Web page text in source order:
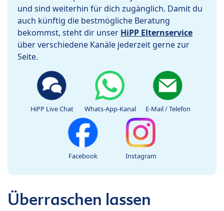
und sind weiterhin für dich zugänglich. Damit du
auch künftig die bestmögliche Beratung
bekommst, steht dir unser HiPP Elternservice
über verschiedene Kanäle jederzeit gerne zur
Seite.
HiPP Live Chat Whats-App-Kanal E-Mail / Telefon
Facebook Instagram
Überraschen lassen